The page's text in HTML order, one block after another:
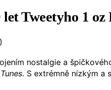
Tweetyho 1 oz
)
nostalgie a
. S extrémně nízkým a